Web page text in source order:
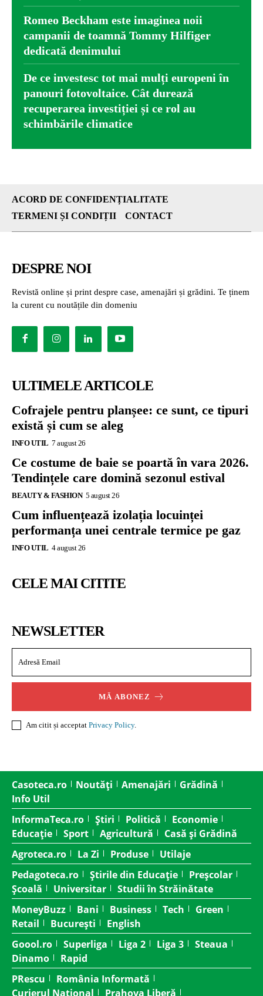
Romeo Beckham este imaginea noii
campanii de toamnă Tommy Hilfiger
dedicată denimului
De ce investesc tot mai mulți europeni în
panouri fotovoltaice. Cât durează
recuperarea investiției și ce rol au
schimbările climatice
ACORD DE CONFIDENȚIALITATE
TERMENI ȘI CONDIȚII
CONTACT
DESPRE NOI
Revistă online și print despre case, amenajări și grădini. Te ținem
la curent cu noutățile din domeniu
ULTIMELE ARTICOLE
Cofrajele pentru planșee: ce sunt, ce tipuri
există și cum se aleg
INFO UTIL 7 august 26
Ce costume de baie se poartă în vara 2026.
Tendințele care domină sezonul estival
BEAUTY & FASHION 5 august 26
Cum influențează izolația locuinței
performanța unei centrale termice pe gaz
INFO UTIL 4 august 26
CELE MAI CITITE
NEWSLETTER
MĂ ABONEZ
Am citit și acceptat Privacy Policy.
Casoteca.ro Noutăți Amenajări
Grădină
Info Util
InformaTeca.ro
Știri Politică
Economie
Educație
Sport Agricultură
Casă și Grădină
Agroteca.ro
La Zi Produse
Utilaje
Pedagoteca.ro
Știrile din Educație
Preșcolar
Școală
Universitar
Studii în Străinătate
MoneyBuzz
Bani Business Tech
Green
Retail
București
English
Goool.ro
Superliga Liga 2 Liga 3
Steaua
Dinamo
Rapid
PRescu
România Informată
Curierul Național
Prahova Liberă